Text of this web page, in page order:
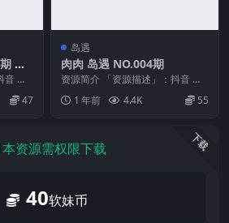
最
音 关
】
47
岛遇
肉肉 岛遇 NO.004期
资源简介 「资源描述」：抖音 肉
肉 岛遇 NO.004期 【22P】 「资
源名称...
1 年前 4.4K 55
下载
本资源需权限下载
40软妹币